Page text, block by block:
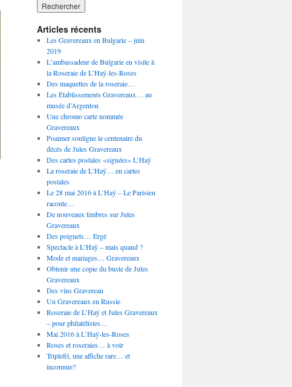
Articles récents
Les Gravereaux en Bulgarie – juin
2019
L’ambassadeur de Bulgarie en visite à
la Roseraie de L’Haÿ-les-Roses
Des maquettes de la roseraie…
Les Établissements Gravereaux… au
musée d’Argenton
Une chromo carte nommée
Gravereaux
Poaimer souligne le centenaire du
décès de Jules Gravereaux
Des cartes postales «signées» L’Haÿ
La roseraie de L’Haÿ… en cartes
postales
Le 28 mai 2016 à L’Haÿ – Le Parisien
raconte…
De nouveaux timbres sur Jules
Gravereaux
Des poignets… Ergé
Spectacle à L’Haÿ – mais quand ?
Mode et mariages… Gravereaux
Obtenir une copie du buste de Jules
Gravereaux
Des vins Gravereau
Un Gravereaux en Russie
Roseraie de L’Haÿ et Jules Gravereaux
– pour philatélistes…
Mai 2016 à L’Haÿ-les-Roses
Roses et roseraies… à voir
Triplefil, une affiche rare… et
inconnue?